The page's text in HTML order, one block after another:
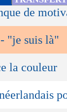
de
"je suis là"
la couleur